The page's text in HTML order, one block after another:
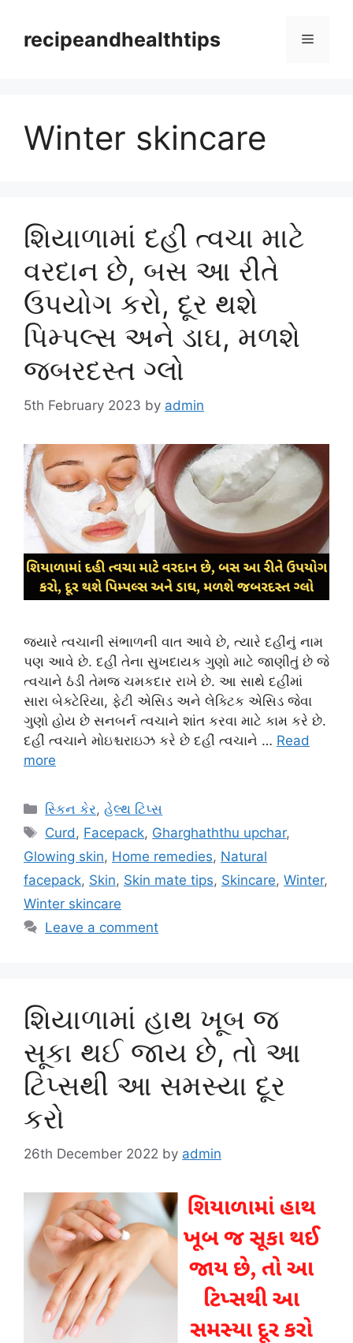
contentrecipeandhealthtips Menu
Winter skincare
શિયાળામાં દહી ત્વચા માટે
વરદાન છે, બસ આ રીતે
ઉપયોગ કરો, દૂર થશે
પિમ્પલ્સ અને ડાઘ, મળશે
જબરદસ્ત ગ્લો
5th February 2023 by admin
જ્યારે ત્વચાની સંભાળની વાત આવે છે, ત્યારે દહીંનું નામ
પણ આવે છે. દહીં તેના સુખદાયક ગુણો માટે જાણીતું છે જે
ત્વચાને ઠંડી તેમજ ચમકદાર રાખે છે. આ સાથે દહીંમાં
સારા બેક્ટેરિયા, ફેટી એસિડ અને લેક્ટિક એસિડ જેવા
ગુણો હોય છે સનબર્ન ત્વચાને શાંત કરવા માટે કામ કરે છે.
દહીં ત્વચાને મોઇશ્ચરાઇઝ કરે છે દહીં ત્વચાને … Read
more
Categories
સ્કિન કેર,હેલ્થ ટિપ્સ
Tags
Curd, Facepack, Gharghaththu upchar,
Glowing skin, Home remedies, Natural
facepack, Skin, Skin mate tips, Skincare, Winter,
Winter skincare
Leave a comment
શિયાળામાં હાથ ખૂબ જ
સૂકા થઈ જાય છે, તો આ
ટિપ્સથી આ સમસ્યા દૂર
કરો
26th December 2022 by admin